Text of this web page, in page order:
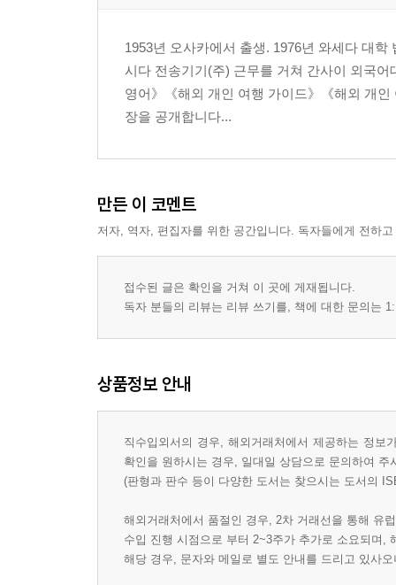
1953년 오사카에서 출생. 1976년 와세다 대
시다 전송기기(주) 근무를 거쳐 간사이 외국
영어》《해외 개인 여행 가이드》《해외 개
장을 공개합니다...
만든 이 코멘트
저자, 역자, 편집자를 위한 공간입니다. 독자들에게 전하
접수된 글은 확인을 거쳐 이 곳에 게재됩니다.
독자 분들의 리뷰는 리뷰 쓰기를, 책에 대한 문의는
상품정보 안내
직수입외서의 경우, 해외거래처에서 제공하는 정
확인을 원하시는 경우, 일대일 상담으로 문의하여 주
(판형과 판수 등이 다양한 도서는 찾으시는 도서의
해외거래처에서 품절인 경우, 2차 거래선을 통해 유
수입 진행 시점으로 부터 2~3주가 추가로 소요되며,
해당 경우, 문자와 메일로 별도 안내를 드리고 있사